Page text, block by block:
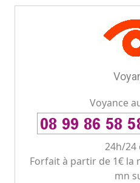
Voyance
24h/24
Forfait à partir de 1€ la
mn